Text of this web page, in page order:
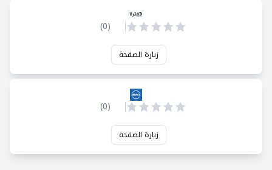
(
0
)
زيارة الصفحة
(
0
)
زيارة الصفحة